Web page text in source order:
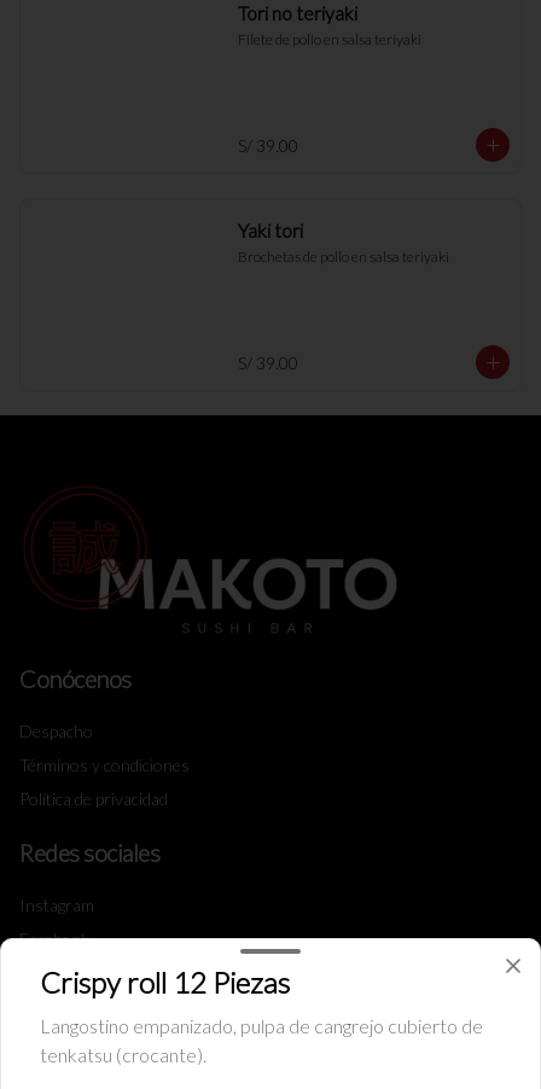
Tori no teriyaki
Filete de pollo en salsa teriyaki
S/ 39.00
Yaki tori
Brochetas de pollo en salsa teriyaki
S/ 39.00
Conócenos
Despacho
Términos y condiciones
Política de privacidad
Redes sociales
Instagram
Facebook
Mi cuenta
Pedir
Crispy roll 12 Piezas
Langostino empanizado, pulpa de cangrejo cubierto de
tenkatsu (crocante).